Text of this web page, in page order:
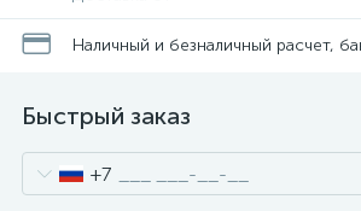
Наличный и безналичный расчет,
Быстрый заказ
+7